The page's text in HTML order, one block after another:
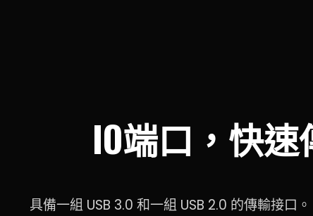
IO端口，快速
具備一組 USB 3.0 和一組 USB 2.0 的傳輸接口。